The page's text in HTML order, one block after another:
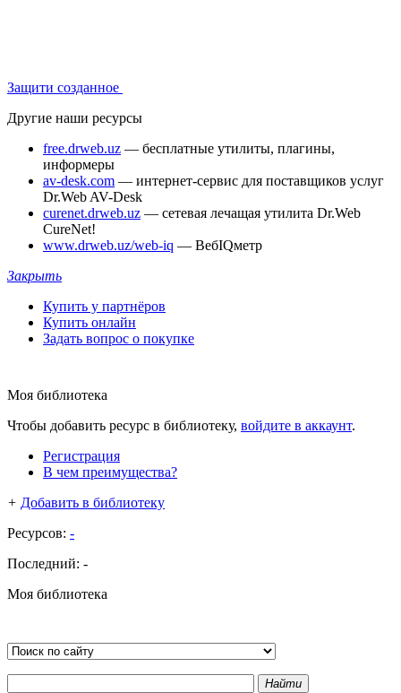
Защити созданное
Другие наши ресурсы
free.drweb.uz — бесплатные утилиты, плагины,
информеры
av-desk.com — интернет-сервис для поставщиков услуг
Dr.Web AV-Desk
curenet.drweb.uz — сетевая лечащая утилита Dr.Web
CureNet!
www.drweb.uz/web-iq — ВебIQметр
Закрыть
Купить у партнёров
Купить онлайн
Задать вопрос о покупке
Моя библиотека
Чтобы добавить ресурс в библиотеку, войдите в аккаунт.
Регистрация
В чем преимущества?
+ Добавить в библиотеку
Ресурсов: -
Последний: -
Моя библиотека
Найти